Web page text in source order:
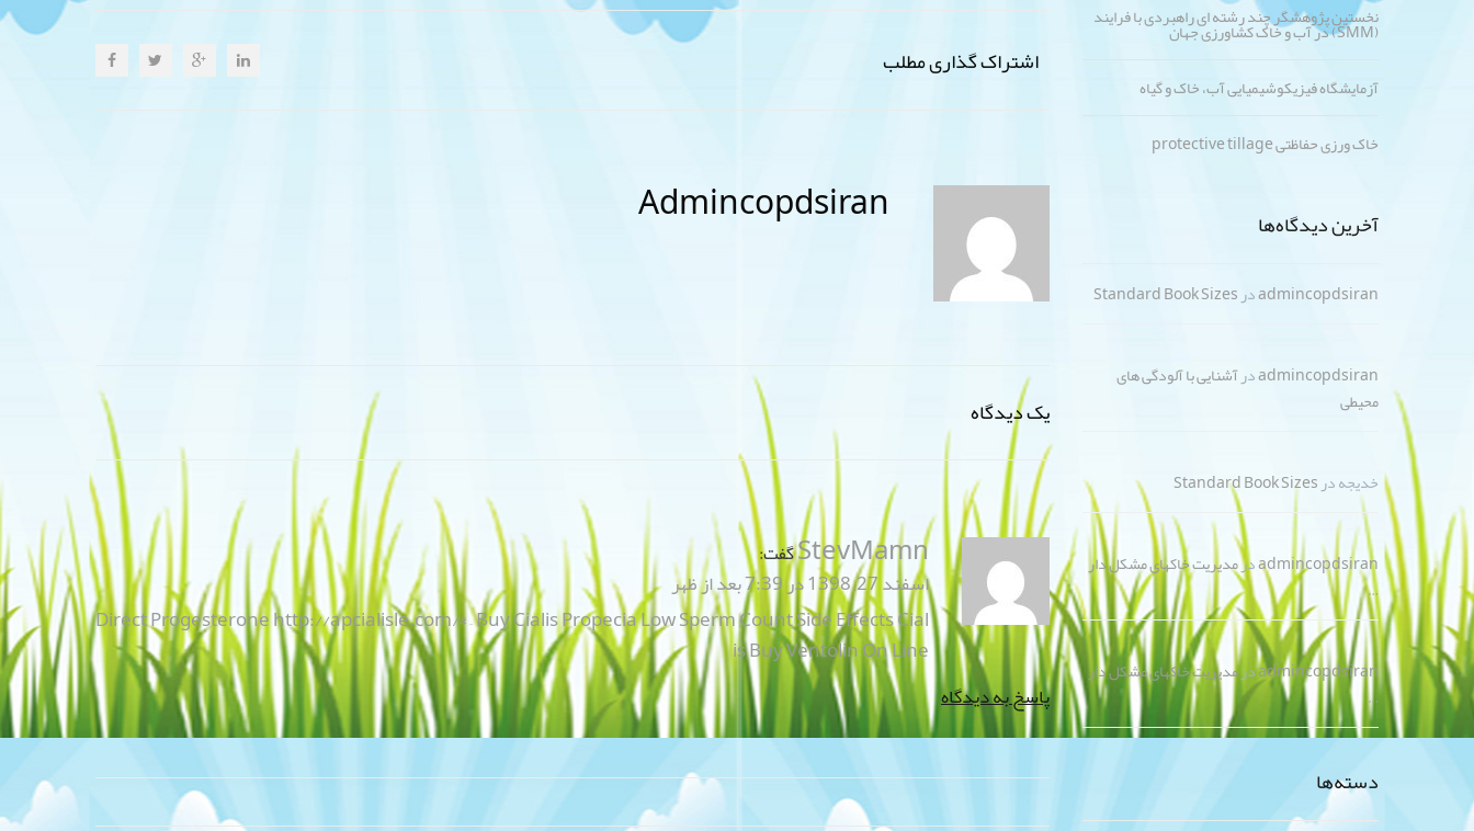
اشتراک گذاری مطلب
Admincopdsiran
یک دیدگاه
StevMamnگفت:
اسفند 27, 1398 در 7:39 بعد از ظهر
Direct Progesteronehttp://apcialisle.com/#– Buy Cialis Propecia Low Sperm Count Side EffectsCial
isBuy Ventolin On Line
پاسخ به دیدگاه
نخستین پژوهشگر چند رشته ای راهبردی با فرایند(SMM) در آب و خاک کشاورزی جهان
آزمایشگاه فیزیکوشیمیایی آب، خاک و گیاه
خاک ورزی حفاظتی protective tillage
آخرین دیدگاه‌ها
admincopdsiranدرStandard Book Sizes
admincopdsiranدرآشنایی با آلودگی های
محیطی
خدیجهدرStandard Book Sizes
admincopdsiranدرمدیریت خاکهای مشکل دار
…
admincopdsiranدرمدیریت خاکهای مشکل دار
…
دسته‌ها